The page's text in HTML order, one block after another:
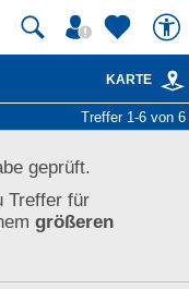
KARTE
Treffer 1-6 von 6
geprüft.
Treffer für
größeren